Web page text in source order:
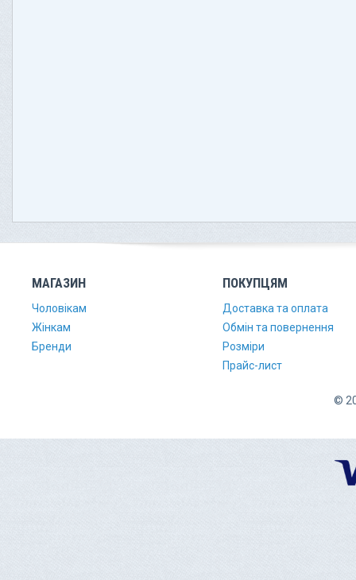
МАГАЗИН
Чоловікам
Жінкам
Бренди
ПОКУПЦЯМ
Доставка та оплата
Обмін та повернення
Розміри
Прайс-лист
©